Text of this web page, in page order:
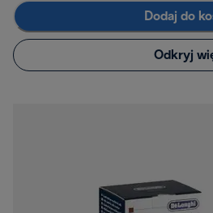
Dodaj do
Odkryj